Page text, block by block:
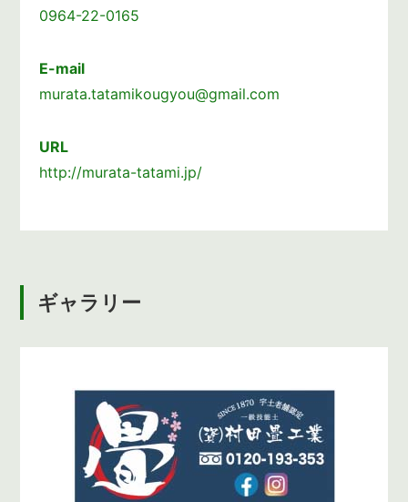
0964-22-0165
E-mail
murata.tatamikougyou@gmail.com
URL
http://murata-tatami.jp/
ギャラリー